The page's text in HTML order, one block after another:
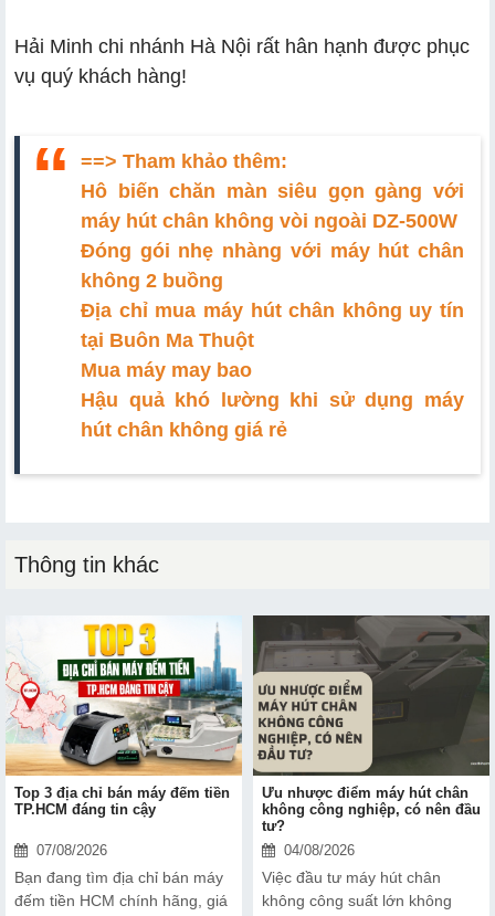
Hải Minh chi nhánh Hà Nội rất hân hạnh được phục
vụ quý khách hàng!
==> Tham khảo thêm:
Hô biến chăn màn siêu gọn gàng với
máy hút chân không vòi ngoài DZ-500W
Đóng gói nhẹ nhàng với máy hút chân
không 2 buồng
Địa chỉ mua máy hút chân không uy tín
tại Buôn Ma Thuột
Mua máy may bao
Hậu quả khó lường khi sử dụng máy
hút chân không giá rẻ
Thông tin khác
Top 3 địa chỉ bán máy đếm tiền
TP.HCM đáng tin cậy
07/08/2026
Bạn đang tìm địa chỉ bán máy
đếm tiền HCM chính hãng, giá
Ưu nhược điểm máy hút chân
không công nghiệp, có nên đầu
tư?
04/08/2026
Việc đầu tư máy hút chân
không công suất lớn không